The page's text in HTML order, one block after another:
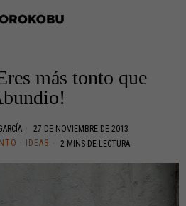
más tonto que
27 DE NOVIEMBRE DE 2013
· IDEAS 2 MINS DE LECTURA